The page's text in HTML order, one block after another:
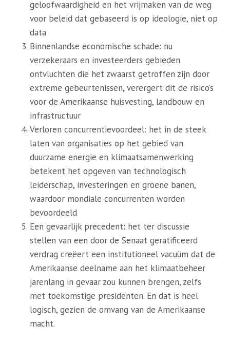
geloofwaardigheid en het vrijmaken van de weg
voor beleid dat gebaseerd is op ideologie, niet op
data
Binnenlandse economische schade: nu
verzekeraars en investeerders gebieden
ontvluchten die het zwaarst getroffen zijn door
extreme gebeurtenissen, verergert dit de risico’s
voor de Amerikaanse huisvesting, landbouw en
infrastructuur
Verloren concurrentievoordeel: het in de steek
laten van organisaties op het gebied van
duurzame energie en klimaatsamenwerking
betekent het opgeven van technologisch
leiderschap, investeringen en groene banen,
waardoor mondiale concurrenten worden
bevoordeeld
Een gevaarlijk precedent: het ter discussie
stellen van een door de Senaat geratificeerd
verdrag creëert een institutioneel vacuüm dat de
Amerikaanse deelname aan het klimaatbeheer
jarenlang in gevaar zou kunnen brengen, zelfs
met toekomstige presidenten. En dat is heel
logisch, gezien de omvang van de Amerikaanse
macht.